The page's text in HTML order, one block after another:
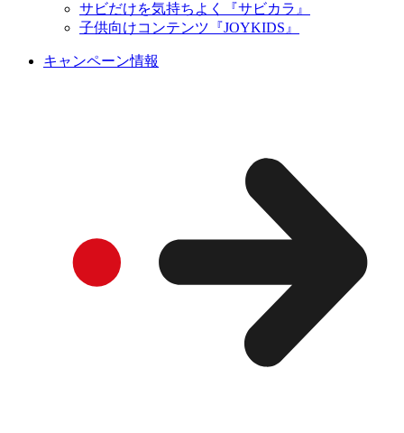
サビだけを気持ちよく『サビカラ』
子供向けコンテンツ『JOYKIDS』
キャンペーン情報